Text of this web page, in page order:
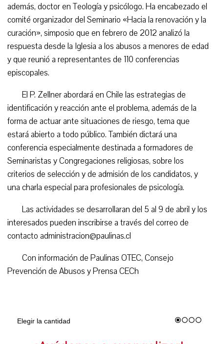
además, doctor en Teología y psicólogo. Ha encabezado el
comité organizador del Seminario «Hacia la renovación y la
curación», simposio que en febrero de 2012 analizó la
respuesta desde la Iglesia a los abusos a menores de edad
y que reunió a representantes de 110 conferencias
episcopales.
El P. Zellner abordará en Chile las estrategias de
identificación y reacción ante el problema, además de la
forma de actuar ante situaciones de riesgo, tema que
estará abierto a todo público. También dictará una
conferencia especialmente destinada a formadores de
Seminaristas y Congregaciones religiosas, sobre los
criterios de selección y de admisión de los candidatos, y
una charla especial para profesionales de psicología.
Las actividades se desarrollaran del 5 al 9 de abril y los
interesados pueden inscribirse a través del correo de
contacto administracion@paulinas.cl
Con información de Paulinas OTEC, Consejo
Prevención de Abusos y Prensa CECh